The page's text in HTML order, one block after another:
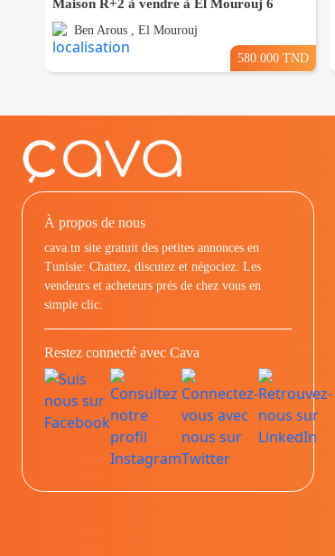
Maison R+2 à vendre à El Mourouj 6
Ben Arous , El Mourouj
580.000 TND
À propos de nous
cava.tn site gratuit des petites annonces en
Tunisie: Chattez, discutez et négociez. Les
vendeurs et acheteurs prés de chez vous en
simple clic.
Restez connecté avec Cava